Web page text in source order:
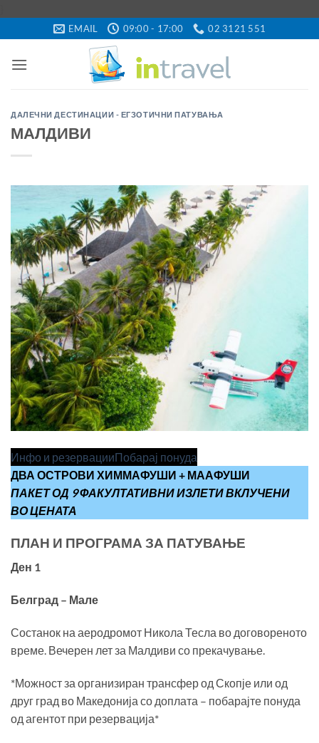
content
EMAIL 09:00 - 17:00 02 3121 551
ДАЛЕЧНИ ДЕСТИНАЦИИ - ЕГЗОТИЧНИ ПАТУВАЊА
МАЛДИВИ
Инфо и резервацииПобарај понуда
ДВА ОСТРОВИ ХИММАФУШИ + МААФУШИ
ПАКЕТ ОД 9 ФАКУЛТАТИВНИ ИЗЛЕТИ ВКЛУЧЕНИ
ВО ЦЕНАТА
ПЛАН И ПРОГРАМА ЗА ПАТУВАЊЕ
Ден 1
Белград – Мале
Состанок на аеродромот Никола Тесла во договореното
време. Вечерен лет за Малдиви со прекачување.
*Можност за организиран трансфер од Скопје или од
друг град во Македонија со доплата – побарајте понуда
од агентот при резервација*